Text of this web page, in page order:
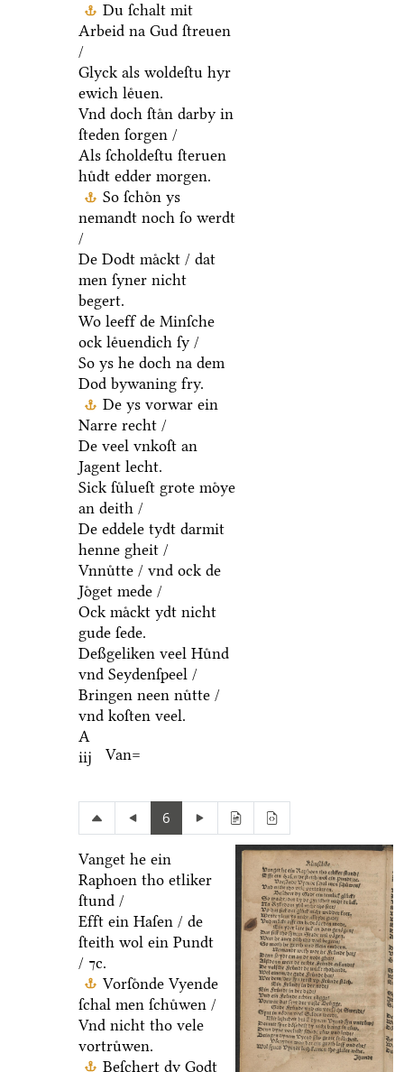
Du ſchalt mit
Arbeid na Gud ſtreuen
/
Glyck als woldeſtu hyr
ewich leͤuen.
Vnd doch ſtaͤn darby in
ſteden ſorgen /
Als ſcholdeſtu ſteruen
huͤdt edder morgen.
So ſchoͤn ys
nemandt noch ſo werdt
/
De Dodt maͤckt / dat
men ſyner nicht
begert.
Wo leeff de Minſche
ock leͤuendich ſy /
So ys he doch na dem
Dod bywaning fry.
De ys vorwar ein
Narre recht /
De veel vnkoſt an
Jagent lecht.
Sick ſuͤlueſt grote moͤye
an deith /
De eddele tydt darmit
henne gheit /
Vnnuͤtte / vnd ock de
Joͤget mede /
Ock maͤckt ydt nicht
gude ſede.
Deßgeliken veel Huͤnd
vnd Seydenſpeel /
Bringen neen nuͤtte /
vnd koſten veel.
A
iij
Van=
6
Vanget he ein
Raphoen tho etliker
ſtund /
Efft ein Haſen / de
ſteith wol ein Pundt
/ ⁊c.
Vorſoͤnde Vyende
ſchal men ſchuͤwen /
Vnd nicht tho vele
vortruͤwen.
Beſchert dy Godt